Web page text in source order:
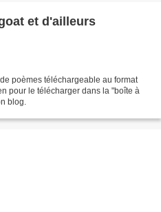
et d'ailleurs
poèmes téléchargeable au format
pour le télécharger dans la "boîte à
blog.